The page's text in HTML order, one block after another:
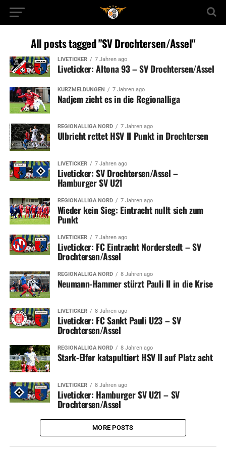
All posts tagged "SV Drochtersen/Assel"
LIVETICKER 7 Jahren ago
Liveticker: Altona 93 – SV Drochtersen/Assel
KURZMELDUNGEN 7 Jahren ago
Nadjem zieht es in die Regionalliga
REGIONALLIGA NORD 7 Jahren ago
Ulbricht rettet HSV II Punkt in Drochtersen
LIVETICKER 7 Jahren ago
Liveticker: SV Drochtersen/Assel –
Hamburger SV U21
REGIONALLIGA NORD 7 Jahren ago
Wieder kein Sieg: Eintracht nullt sich zum
Punkt
LIVETICKER 7 Jahren ago
Liveticker: FC Eintracht Norderstedt – SV
Drochtersen/Assel
REGIONALLIGA NORD 8 Jahren ago
Neumann-Hammer stürzt Pauli II in die Krise
LIVETICKER 8 Jahren ago
Liveticker: FC Sankt Pauli U23 – SV
Drochtersen/Assel
REGIONALLIGA NORD 8 Jahren ago
Stark-Elfer katapultiert HSV II auf Platz acht
LIVETICKER 8 Jahren ago
Liveticker: Hamburger SV U21 – SV
Drochtersen/Assel
MORE POSTS